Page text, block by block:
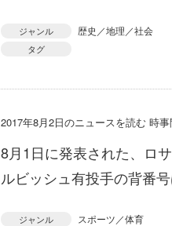
ジャンル 歴史／地理／社会
タグ
2017年8月2日のニュースを読む 時
8月1日に発表された、ロ
ルビッシュ有投手の背番
ジャンル スポーツ／体育